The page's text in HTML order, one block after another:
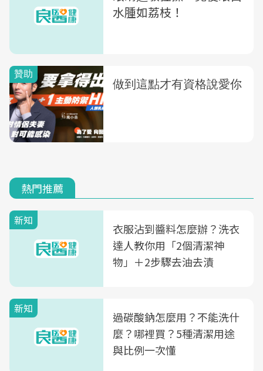
水腫如荔枝！
熱門推薦
新知
衣服沾到醬料怎麼辦？洗衣
達人教你用「2個清潔神
物」＋2步驟去油去漬
新知
過碳酸鈉怎麼用？不能洗什
麼？哪裡買？5種清潔用途
與比例一次懂